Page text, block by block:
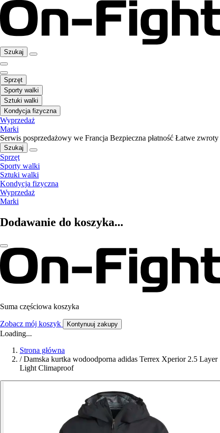
Szukaj
Sprzęt
Sporty walki
Sztuki walki
Kondycja fizyczna
Wyprzedaż
Marki
Serwis posprzedażowy we Francja Bezpieczna płatność Łatwe zwroty
Szukaj
Sprzęt
Sporty walki
Sztuki walki
Kondycja fizyczna
Wyprzedaż
Marki
Dodawanie do koszyka...
Suma częściowa koszyka
Zobacz mój koszyk Kontynuuj zakupy
Loading...
Strona główna
/ Damska kurtka wodoodporna adidas Terrex Xperior 2.5 Layer
Light Climaproof